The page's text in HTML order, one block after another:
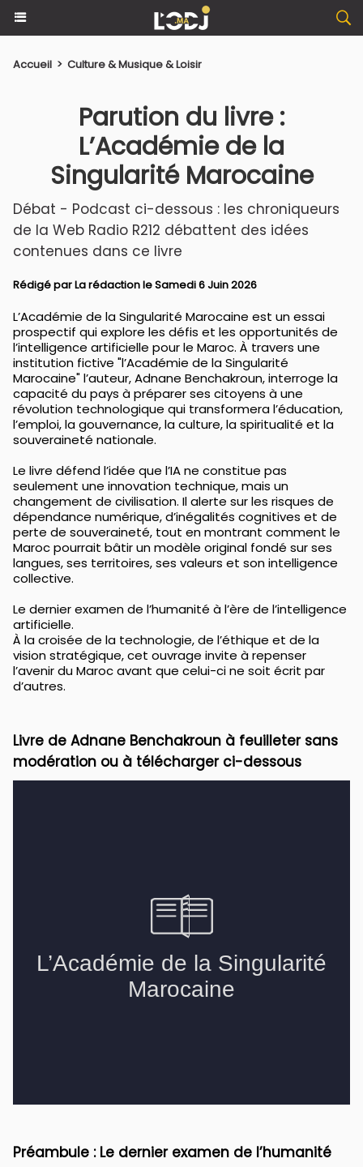
Accueil > Culture & Musique & Loisir
Parution du livre :
L’Académie de la
Singularité Marocaine
Débat - Podcast ci-dessous : les chroniqueurs
de la Web Radio R212 débattent des idées
contenues dans ce livre
Rédigé par La rédaction le Samedi 6 Juin 2026
L’Académie de la Singularité Marocaine est un essai
prospectif qui explore les défis et les opportunités de
l’intelligence artificielle pour le Maroc. À travers une
institution fictive "l’Académie de la Singularité
Marocaine" l’auteur, Adnane Benchakroun, interroge la
capacité du pays à préparer ses citoyens à une
révolution technologique qui transformera l’éducation,
l’emploi, la gouvernance, la culture, la spiritualité et la
souveraineté nationale.
Le livre défend l’idée que l’IA ne constitue pas
seulement une innovation technique, mais un
changement de civilisation. Il alerte sur les risques de
dépendance numérique, d’inégalités cognitives et de
perte de souveraineté, tout en montrant comment le
Maroc pourrait bâtir un modèle original fondé sur ses
langues, ses territoires, ses valeurs et son intelligence
collective.
Le dernier examen de l’humanité à l’ère de l’intelligence
artificielle.
À la croisée de la technologie, de l’éthique et de la
vision stratégique, cet ouvrage invite à repenser
l’avenir du Maroc avant que celui-ci ne soit écrit par
d’autres.
Livre de Adnane Benchakroun à feuilleter sans
modération ou à télécharger ci-dessous
​Préambule : Le dernier examen de l’humanité